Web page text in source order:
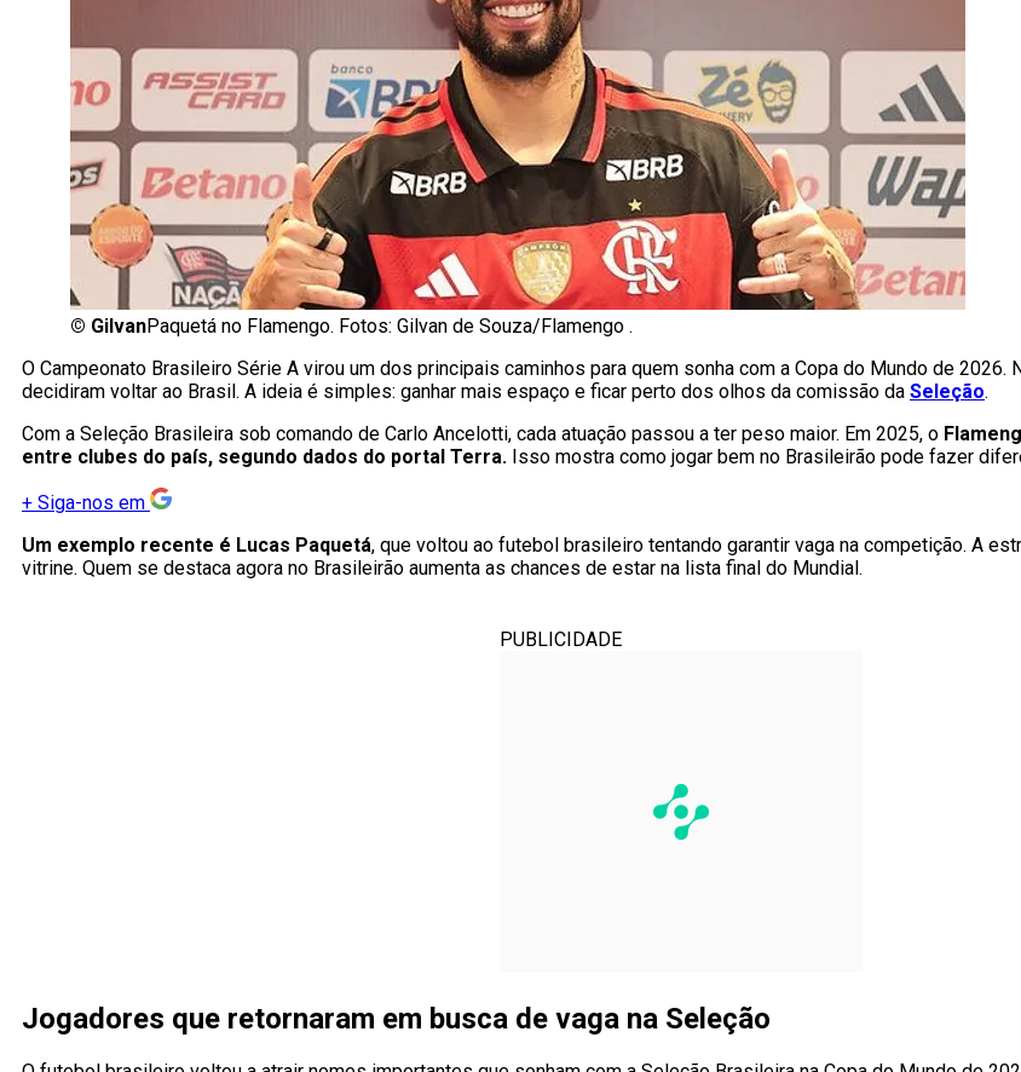
© GilvanPaquetá no Flamengo. Fotos: Gilvan de Souza/Flamengo .
O Campeonato Brasileiro Série A virou um dos principais caminhos para quem sonha com a Copa do Mundo de
decidiram voltar ao Brasil. A ideia é simples: ganhar mais espaço e ficar perto dos olhos da comissão da Seleção.
Com a Seleção Brasileira sob comando de Carlo Ancelotti, cada atuação passou a ter peso maior. Em 2025, o
entre clubes do país, segundo dados do portal Terra. Isso mostra como jogar bem no Brasileirão pode fazer
+ Siga-nos em
Um exemplo recente é Lucas Paquetá, que voltou ao futebol brasileiro tentando garantir vaga na competição. A
vitrine. Quem se destaca agora no Brasileirão aumenta as chances de estar na lista final do Mundial.
PUBLICIDADE
Jogadores que retornaram em busca de vaga na Seleção